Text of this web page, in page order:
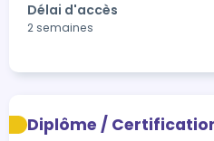
Délai d'accès
2 semaines
Diplôme /